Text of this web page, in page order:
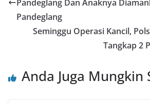
Pandeglang Dan Anaknya
Pandeglang
Seminggu Operasi Kancil,
Tangkap 2
Anda Juga Mungkin